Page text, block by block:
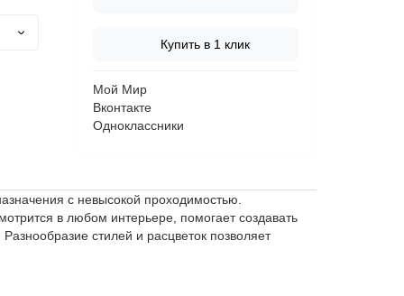
Купить в 1 клик
Мой Мир
Вконтакте
Одноклассники
с невысокой проходимостью.
в любом интерьере, помогает создавать
стилей и расцветок позволяет